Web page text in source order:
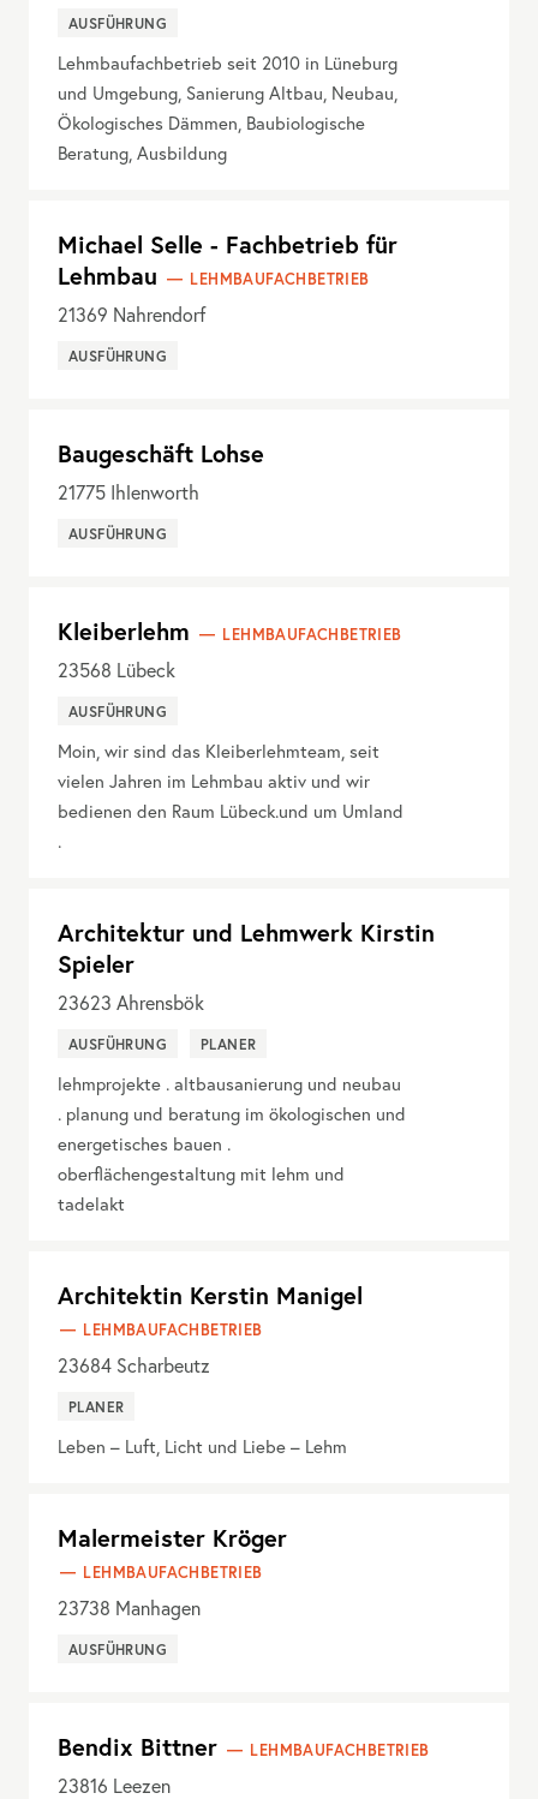
AUSFÜHRUNG
Lehmbaufachbetrieb seit 2010 in Lüneburg
und Umgebung, Sanierung Altbau, Neubau,
Ökologisches Dämmen, Baubiologische
Beratung, Ausbildung
Michael Selle - Fachbetrieb für
Lehmbau
LEHMBAUFACHBETRIEB
21369 Nahrendorf
AUSFÜHRUNG
Baugeschäft Lohse
21775 Ihlenworth
AUSFÜHRUNG
Kleiberlehm LEHMBAUFACHBETRIEB
23568 Lübeck
AUSFÜHRUNG
Moin, wir sind das Kleiberlehmteam, seit
vielen Jahren im Lehmbau aktiv und wir
bedienen den Raum Lübeck.und um Umland
.
Architektur und Lehmwerk Kirstin
Spieler
23623 Ahrensbök
AUSFÜHRUNG PLANER
lehmprojekte . altbausanierung und neubau
. planung und beratung im ökologischen und
energetisches bauen .
oberflächengestaltung mit lehm und
tadelakt
Architektin Kerstin Manigel
LEHMBAUFACHBETRIEB
23684 Scharbeutz
PLANER
Leben – Luft, Licht und Liebe – Lehm
Malermeister Kröger
LEHMBAUFACHBETRIEB
23738 Manhagen
AUSFÜHRUNG
Bendix Bittner LEHMBAUFACHBETRIEB
23816 Leezen